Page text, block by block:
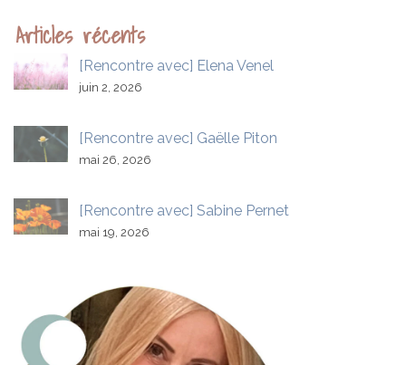
Articles récents
[Rencontre avec] Elena Venel
juin 2, 2026
[Rencontre avec] Gaëlle Piton
mai 26, 2026
[Rencontre avec] Sabine Pernet
mai 19, 2026